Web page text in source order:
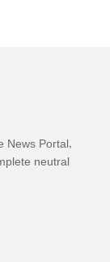
News Portal,
neutral